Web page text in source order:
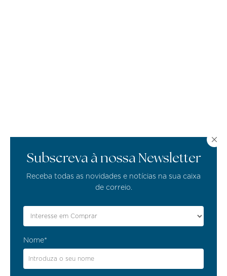
Subscreva à nossa Newsletter
Receba todas as novidades e notícias na sua caixa
de correio.
Nome*